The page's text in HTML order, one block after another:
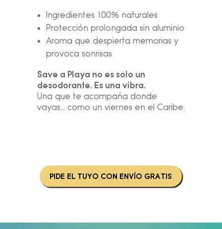
Ingredientes 100% naturales
Protección prolongada sin aluminio
Aroma que despierta memorias y
provoca sonrisas
Save a Playa no es solo un
desodorante. Es una vibra.
Una que te acompaña donde
vayas… como un viernes en el Caribe.
PIDE EL TUYO CON ENVÍO GRATIS